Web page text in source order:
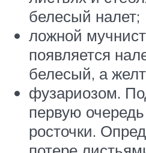
белесый налет;
ложной
появляется
белесый, а
фузариозом.
первую
росточки.